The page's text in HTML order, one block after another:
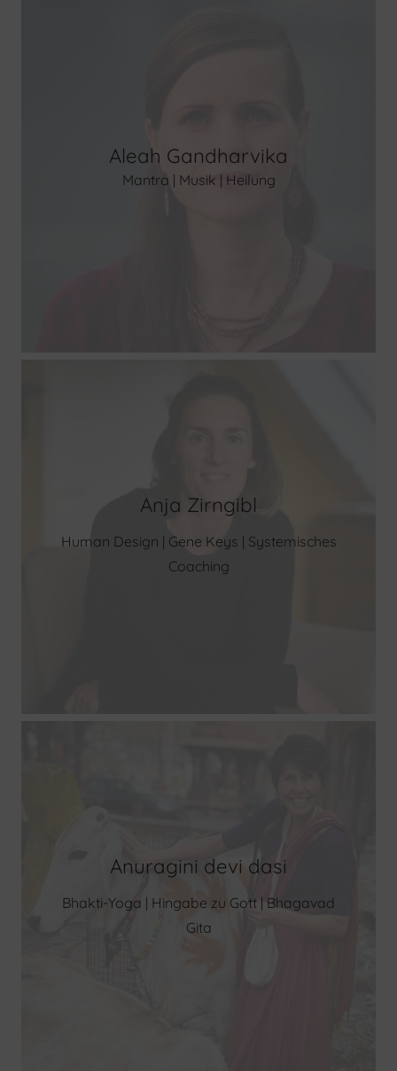
Aleah Gandharvika
Mantra | Musik | Heilung
Anja Zirngibl
Human Design | Gene Keys | Systemisches
Coaching
Anuragini devi dasi
Bhakti-Yoga | Hingabe zu Gott | Bhagavad
Gita